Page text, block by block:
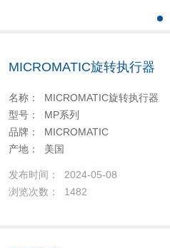
MICROMATIC旋转执行器
名称： MICROMATIC旋转执行器
型号： MP系列
品牌： MICROMATIC
产地： 美国
发布时间： 2024-05-08
浏览次数： 1482